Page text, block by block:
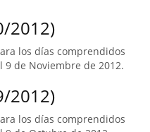
2012)
los días comprendidos
9 de Noviembre de 2012.
2012)
los días comprendidos